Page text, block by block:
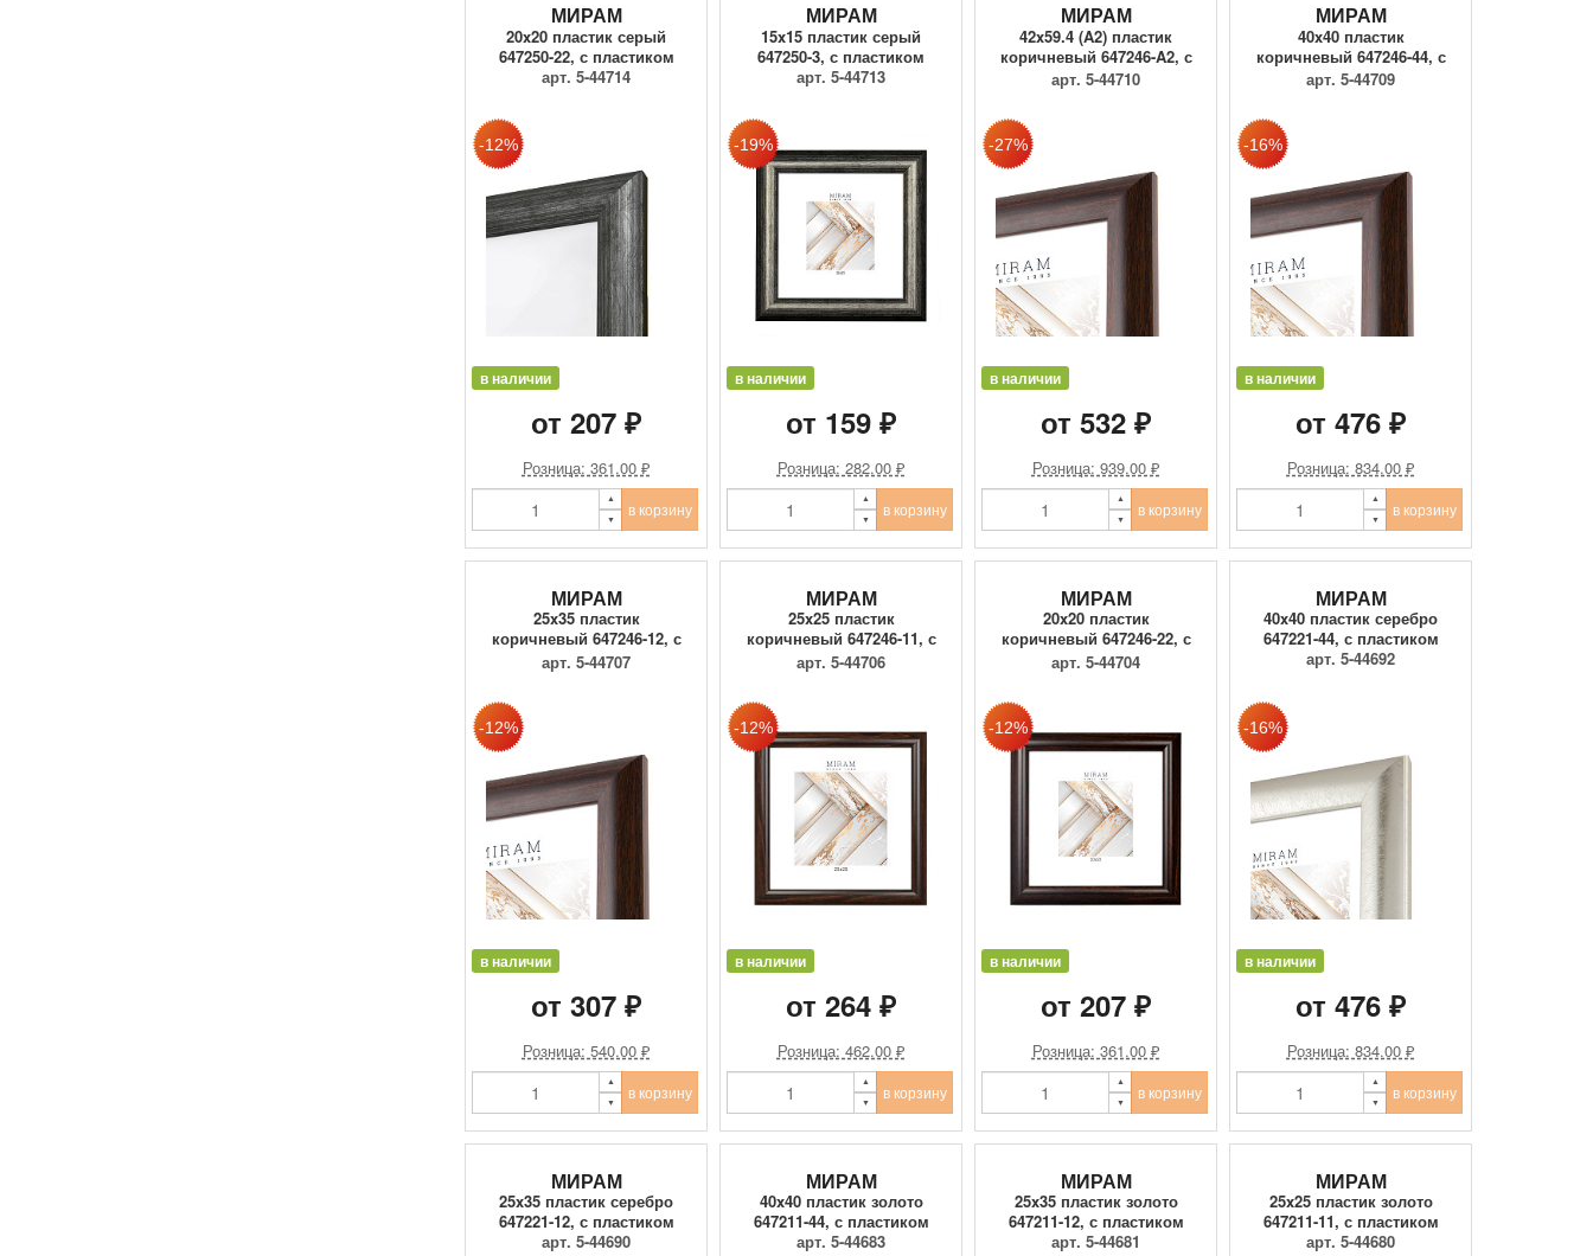
МИРАМ
20x20 пластик серый
647250-22, с пластиком
арт. 5-44714
в наличии
от 207 ₽
Розница: 361.00 ₽
в корзину
МИРАМ
15x15 пластик серый
647250-3, с пластиком
арт. 5-44713
в наличии
от 159 ₽
Розница: 282.00 ₽
в корзину
МИРАМ
42x59.4 (A2) пластик
коричневый 647246-A2, с
пла...
арт. 5-44710
в наличии
от 532 ₽
Розница: 939.00 ₽
в корзину
МИРАМ
40x40 пластик
коричневый 647246-44, с
пластиком
арт. 5-44709
в наличии
от 476 ₽
Розница: 834.00 ₽
в корзину
МИРАМ
25x35 пластик
коричневый 647246-12, с
пластиком
арт. 5-44707
в наличии
от 307 ₽
Розница: 540.00 ₽
в корзину
МИРАМ
25x25 пластик
коричневый 647246-11, с
пластиком
арт. 5-44706
в наличии
от 264 ₽
Розница: 462.00 ₽
в корзину
МИРАМ
20x20 пластик
коричневый 647246-22, с
пластиком
арт. 5-44704
в наличии
от 207 ₽
Розница: 361.00 ₽
в корзину
МИРАМ
40x40 пластик серебро
647221-44, с пластиком
арт. 5-44692
в наличии
от 476 ₽
Розница: 834.00 ₽
в корзину
МИРАМ
25x35 пластик серебро
647221-12, с пластиком
арт. 5-44690
МИРАМ
40x40 пластик золото
647211-44, с пластиком
арт. 5-44683
МИРАМ
25x35 пластик золото
647211-12, с пластиком
арт. 5-44681
МИРАМ
25x25 пластик золото
647211-11, с пластиком
арт. 5-44680